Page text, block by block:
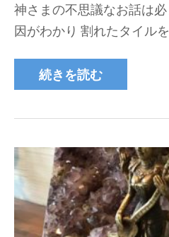
神さまの不思議なお話は
因がわかり 割れたタイル
続きを読む